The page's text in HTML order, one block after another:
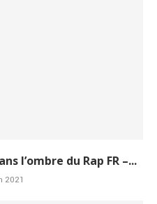
l’ombre du Rap FR –...
2021